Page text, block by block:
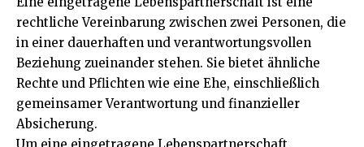
rechtliche Vereinbarung zwischen zwei Personen, die
in einer dauerhaften und verantwortungsvollen
Beziehung zueinander stehen. Sie bietet ähnliche
Rechte und Pflichten wie eine Ehe, einschließlich
gemeinsamer Verantwortung und finanzieller
Absicherung.